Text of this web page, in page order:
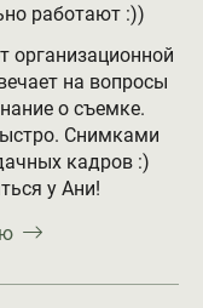
работают :))
организационной
на вопросы
о съемке.
Снимками
кадров :)
у Ани!